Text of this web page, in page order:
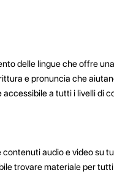
delle lingue che offre
e pronuncia che
a tutti i livelli di
audio e video su
trovare materiale per